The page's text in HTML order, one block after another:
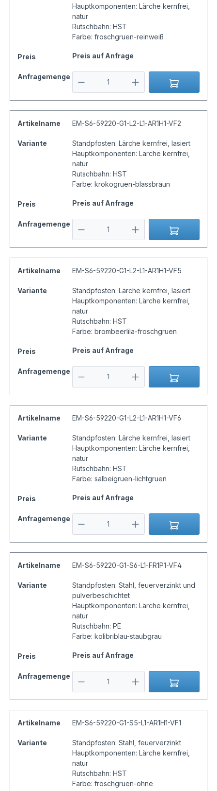
Hauptkomponenten: Lärche kernfrei,
natur
Rutschbahn: HST
Farbe: froschgruen-reinweiß
Preis Preis auf Anfrage
Anfragemenge
Artikelname EM-S6-59220-G1-L2-L1-AR1H1-VF2
Variante
Standpfosten: Lärche kernfrei, lasiert
Hauptkomponenten: Lärche kernfrei,
natur
Rutschbahn: HST
Farbe: krokogruen-blassbraun
Preis Preis auf Anfrage
Anfragemenge
Artikelname EM-S6-59220-G1-L2-L1-AR1H1-VF5
Variante
Standpfosten: Lärche kernfrei, lasiert
Hauptkomponenten: Lärche kernfrei,
natur
Rutschbahn: HST
Farbe: brombeerlila-froschgruen
Preis Preis auf Anfrage
Anfragemenge
Artikelname EM-S6-59220-G1-L2-L1-AR1H1-VF6
Variante
Standpfosten: Lärche kernfrei, lasiert
Hauptkomponenten: Lärche kernfrei,
natur
Rutschbahn: HST
Farbe: salbeigruen-lichtgruen
Preis Preis auf Anfrage
Anfragemenge
Artikelname EM-S6-59220-G1-S6-L1-FR1P1-VF4
Variante
Standpfosten: Stahl, feuerverzinkt und
pulverbeschichtet
Hauptkomponenten: Lärche kernfrei,
natur
Rutschbahn: PE
Farbe: kolibriblau-staubgrau
Preis Preis auf Anfrage
Anfragemenge
Artikelname EM-S6-59220-G1-S5-L1-AR1H1-VF1
Variante
Standpfosten: Stahl, feuerverzinkt
Hauptkomponenten: Lärche kernfrei,
natur
Rutschbahn: HST
Farbe: froschgruen-ohne